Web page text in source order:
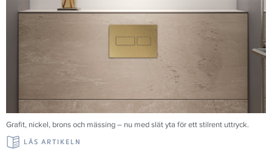
Grafit, nickel, brons och mässing – nu med slät yta för ett stilrent uttryck.
LÄS ARTIKELN